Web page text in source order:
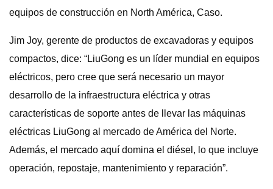
equipos de construcción en North América, Caso.
Jim Joy, gerente de productos de excavadoras y equipos
compactos, dice: “LiuGong es un líder mundial en equipos
eléctricos, pero cree que será necesario un mayor
desarrollo de la infraestructura eléctrica y otras
características de soporte antes de llevar las máquinas
eléctricas LiuGong al mercado de América del Norte.
Además, el mercado aquí domina el diésel, lo que incluye
operación, repostaje, mantenimiento y reparación”.